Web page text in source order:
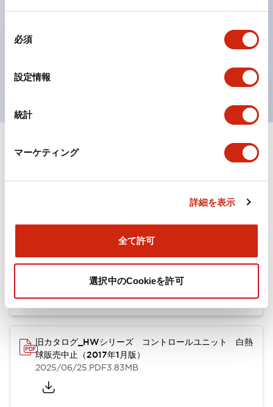
必須
設定情報
統計
マーケティング
詳細を表示
全て許可
選択中のCookieを許可
ランプ色の識別（ B-190 参照）が対応。
現がより明確・鮮明で、より多くの方が識別可能に。
ドキュメントとファイル
その他
5年4月版）（日本語）
.PDF4.00MB
旧カタログ_HWシリーズ コントロールユニット 白熱
球販売中止（2017年1月版）
2025/06/25.PDF3.83MB